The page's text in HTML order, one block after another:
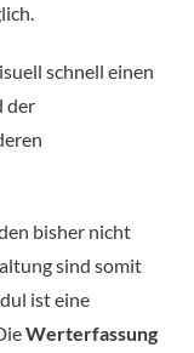
schnell einen
der
bisher nicht
sind somit
ist eine
Werterfassung